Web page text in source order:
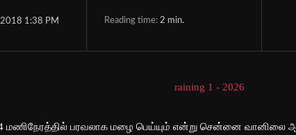
1:38 PM Reading time: 2 min.
பரவலாக மழை பெய்யும் என்று சென்னை வானிலை